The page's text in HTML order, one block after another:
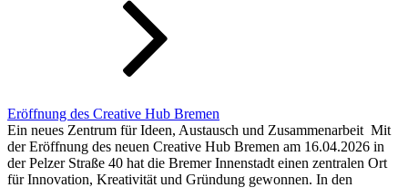
Eröffnung des Creative Hub Bremen
Ein neues Zentrum für Ideen, Austausch und Zusammenarbeit Mit
der Eröffnung des neuen Creative Hub Bremen am 16.04.2026 in
der Pelzer Straße 40 hat die Bremer Innenstadt einen zentralen Ort
für Innovation, Kreativität und Gründung gewonnen. In den